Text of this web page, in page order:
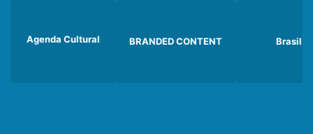
Agenda Cultural BRANDED CONTENT Brasil